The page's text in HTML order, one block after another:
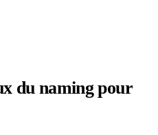
du naming pour